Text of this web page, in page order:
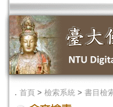
． 首頁 > 檢索系統 > 書目檢